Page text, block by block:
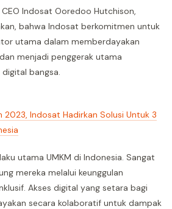
Indosat Ooredoo Hutchison,
bahwa Indosat berkomitmen untuk
utama dalam memberdayakan
menjadi penggerak utama
bangsa.
2023, Indosat Hadirkan Solusi Untuk 3
utama UMKM di Indonesia. Sangat
mereka melalui keunggulan
Akses digital yang setara bagi
secara kolaboratif untuk dampak